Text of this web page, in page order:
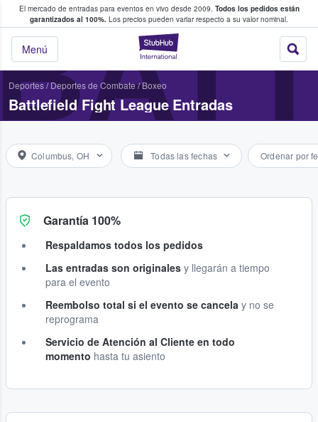
El mercado de entradas para eventos en vivo desde 2009. Todos los pedidos están
garantizados al 100%. Los precios pueden variar respecto a su valor nominal.
StubHub:
Menú
y venta de entradas entre fans
Deportes/Deportes de Combate/Boxeo
Battlefield Fight League Entradas
Columbus, OH Todas las fechas Ordenar por
Garantía 100%
Respaldamos todos los pedidos
Las entradas son originales y llegarán a tiempo
para el evento
Reembolso total si el evento se cancela y no se
reprograma
Servicio de Atención al Cliente en todo
momento hasta tu asiento